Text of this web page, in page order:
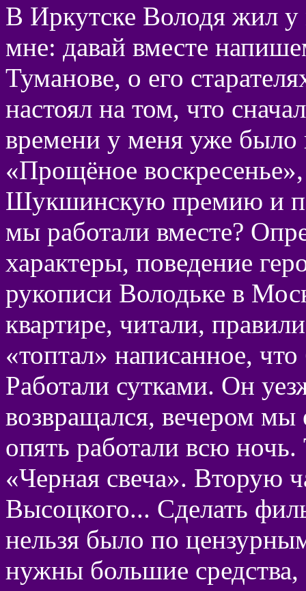
В Иркутске Володя жил у
мне: давай вместе
Туманове, о его
настоял на том, что
времени у меня уже было
«Прощёное
Шукшинскую премию и
мы работали вместе?
характеры, поведение
рукописи Володьке в
квартире, читали,
«топтал» написанное,
Работали сутками. Он
возвращался, вечером мы
опять работали всю
«Черная свеча». Вторую
Высоцкого... Сделать
нельзя было по
нужны большие